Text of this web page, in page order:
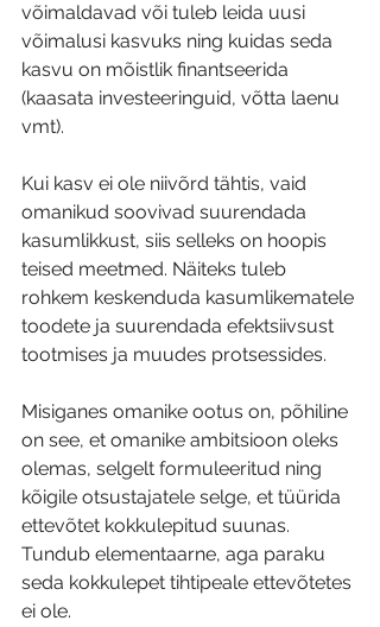
võimaldavad või tuleb leida uusi
võimalusi kasvuks ning kuidas seda
kasvu on mõistlik finantseerida
(kaasata investeeringuid, võtta laenu
vmt).
Kui kasv ei ole niivõrd tähtis, vaid
omanikud soovivad suurendada
kasumlikkust, siis selleks on hoopis
teised meetmed. Näiteks tuleb
rohkem keskenduda kasumlikematele
toodete ja suurendada efektsiivsust
tootmises ja muudes protsessides.
Misiganes omanike ootus on, põhiline
on see, et omanike ambitsioon oleks
olemas, selgelt formuleeritud ning
kõigile otsustajatele selge, et tüürida
ettevõtet kokkulepitud suunas.
Tundub elementaarne, aga paraku
seda kokkulepet tihtipeale ettevõtetes
ei ole.